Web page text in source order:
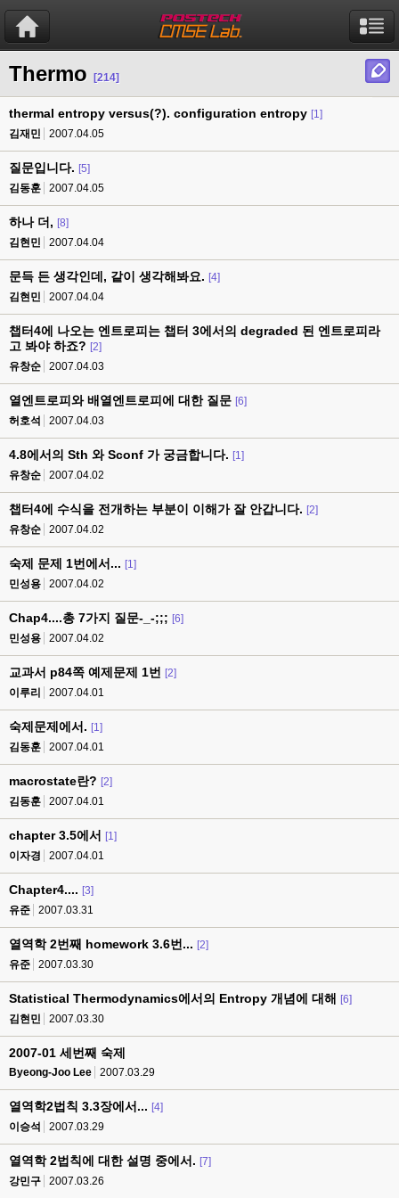
Thermo [214]
thermal entropy versus(?). configuration entropy [1]
김재민
2007.04.05
질문입니다. [5]
김동훈
2007.04.05
하나 더, [8]
김현민
2007.04.04
문득 든 생각인데, 같이 생각해봐요. [4]
김현민
2007.04.04
챕터4에 나오는 엔트로피는 챕터 3에서의 degraded 된 엔트로피라
고 봐야 하죠? [2]
유창순
2007.04.03
열엔트로피와 배열엔트로피에 대한 질문 [6]
허호석
2007.04.03
4.8에서의 Sth 와 Sconf 가 궁금합니다. [1]
유창순
2007.04.02
챕터4에 수식을 전개하는 부분이 이해가 잘 안갑니다. [2]
유창순
2007.04.02
숙제 문제 1번에서... [1]
민성용
2007.04.02
Chap4....총 7가지 질문-_-;;; [6]
민성용
2007.04.02
교과서 p84쪽 예제문제 1번
[2]
이루리
2007.04.01
숙제문제에서. [1]
김동훈
2007.04.01
macrostate란? [2]
김동훈
2007.04.01
chapter 3.5에서
[1]
이자경
2007.04.01
Chapter4.... [3]
유준
2007.03.31
열역학 2번째 homework 3.6번... [2]
유준
2007.03.30
Statistical Thermodynamics에서의 Entropy 개념에 대해
[6]
김현민
2007.03.30
2007-01 세번째 숙제
Byeong-Joo Lee 2007.03.29
열역학2법칙 3.3장에서... [4]
이승석
2007.03.29
열역학 2법칙에 대한 설명 중에서. [7]
강민구
2007.03.26